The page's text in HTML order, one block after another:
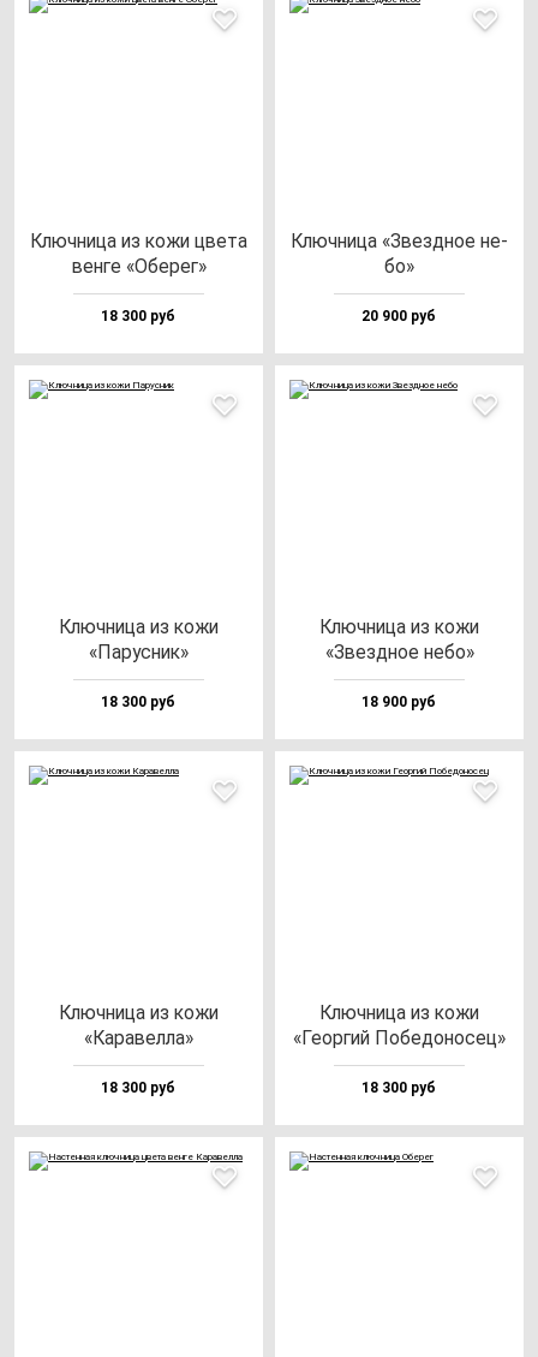
Ключ­ни­ца из ко­жи цве­та
вен­ге «Обе­рег»
18 300 руб
Ключ­ни­ца «Звез­дное не­
бо»
20 900 руб
Ключ­ни­ца из ко­жи
«Парус­ник»
18 300 руб
Ключ­ни­ца из ко­жи
«Звез­дное не­бо»
18 900 руб
Ключ­ни­ца из ко­жи
«Кара­вел­ла»
18 300 руб
Ключ­ни­ца из ко­жи
«Геор­гий Побе­до­но­сец»
18 300 руб